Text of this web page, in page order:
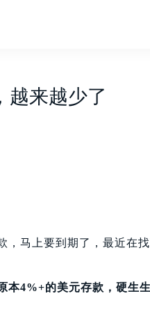
越来越少了
，马上要到期了，最近在找
本4%+的美元存款，硬生